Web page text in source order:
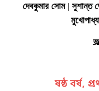
দেবকুমার সোম | সুশান্ত
ষষ্ঠ বর্ষ,